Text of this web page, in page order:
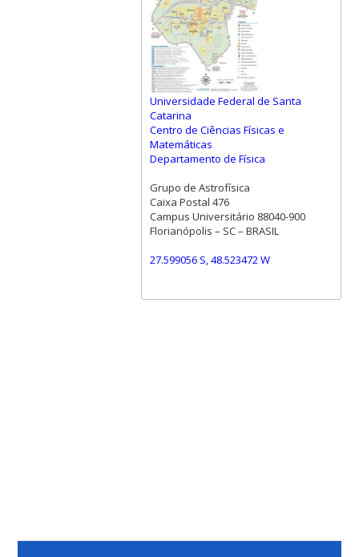
Universidade Federal de Santa
Catarina
Centro de Ciências Físicas e
Matemáticas
Departamento de Física
Grupo de Astrofísica
Caixa Postal 476
Campus Universitário 88040-900
Florianópolis – SC – BRASIL
27.599056 S, 48.523472 W